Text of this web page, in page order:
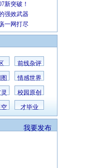
前线杂评
情感世界
校园原创
才毕业
我要发布